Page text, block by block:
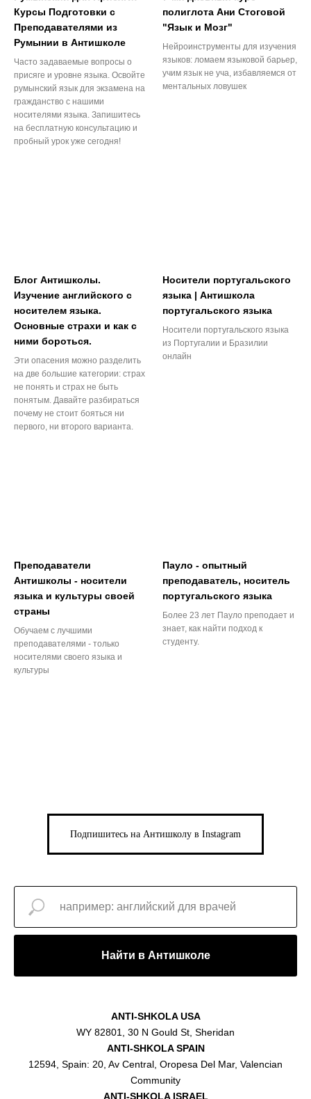
Курсы Подготовки с
Преподавателями из
Румынии в Антишколе
Часто задаваемые вопросы о
присяге и уровне языка. Освойте
румынский язык для экзамена на
гражданство с нашими
носителями языка. Запишитесь
на бесплатную консультацию и
пробный урок уже сегодня!
полиглота Ани Стоговой
"Язык и Мозг"
Нейроинструменты для изучения
языков: ломаем языковой барьер,
учим язык не уча, избавляемся от
ментальных ловушек
Блог Антишколы.
Изучение английского с
носителем языка.
Основные страхи и как с
ними бороться.
Эти опасения можно разделить
на две большие категории: страх
не понять и страх не быть
понятым. Давайте разбираться
почему не стоит бояться ни
первого, ни второго варианта.
Носители португальского
языка | Антишкола
португальского языка
Носители португальского языка
из Португалии и Бразилии
онлайн
Преподаватели
Антишколы - носители
языка и культуры своей
страны
Обучаем с лучшими
преподавателями - только
носителями своего языка и
культуры
Пауло - опытный
преподаватель, носитель
португальского языка
Более 23 лет Пауло преподает и
знает, как найти подход к
студенту.
Подпишитесь на Антишколу в Instagram
Найти в Антишколе
ANTI-SHKOLA USA
WY 82801, 30 N Gould St, Sheridan
ANTI-SHKOLA SPAIN
12594, Spain: 20, Av Central, Oropesa Del Mar, Valencian
Community
ANTI-SHKOLA ISRAEL